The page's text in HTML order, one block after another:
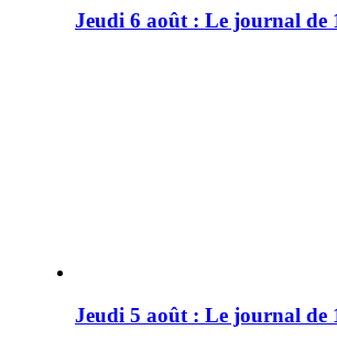
Jeudi 6 août : Le journal de
Jeudi 5 août : Le journal de